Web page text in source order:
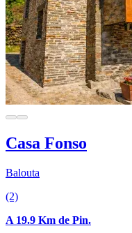
Casa Fonso
Balouta
(2)
A 19.9 Km de Pin.